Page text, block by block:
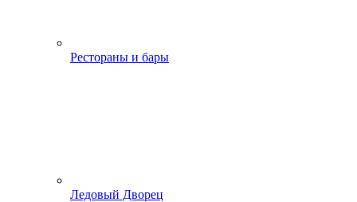
Рестораны и бары
Ледовый Дворец